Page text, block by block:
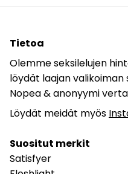
Tietoa
Olemme seksilelujen
löydät laajan
Nopea & anonyymi
Löydät meidät myös
Suositut merkit
Satisfyer